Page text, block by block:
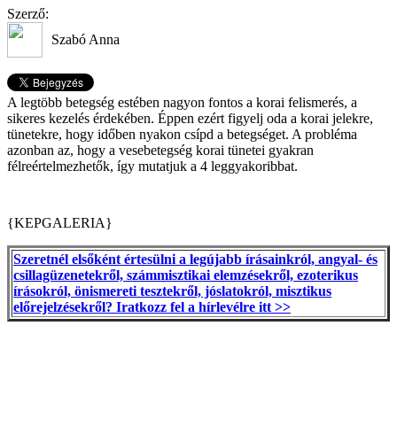
Szerző:
Szabó Anna
A legtöbb betegség estében nagyon fontos a korai felismerés, a
sikeres kezelés érdekében. Éppen ezért figyelj oda a korai jelekre,
tünetekre, hogy időben nyakon csípd a betegséget. A probléma
azonban az, hogy a vesebetegség korai tünetei gyakran
félreértelmezhetők, így mutatjuk a 4 leggyakoribbat.
{KEPGALERIA}
Szeretnél elsőként értesülni a legújabb írásainkról, angyal- és
csillagüzenetekről, számmisztikai elemzésekről, ezoterikus
írásokról, önismereti tesztekről, jóslatokról, misztikus
előrejelzésekről? Iratkozz fel a hírlevélre itt >>